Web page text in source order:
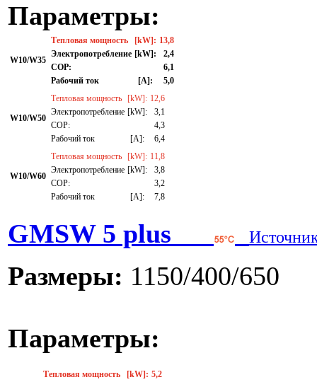
Параметры:
W10/W35
Тепловая мощность [kW]: 13,8
Электропотребление [kW]:
2,4
СОР:
6,1
Рабочий ток
[A]: 5,0
W10/W50
Тепловая мощность [kW]: 12,6
Электропотребление [kW]:
3,1
СОР:
4,3
Рабочий ток
[A]: 6,4
W10/W60
Тепловая мощность [kW]: 11,8
Электропотребление [kW]:
3,8
СОР:
3,2
Рабочий ток
[A]: 7,8
GMSW 5 plus
Размеры: 1150/400/650
Параметры:
Тепловая мощность [kW]: 5,2